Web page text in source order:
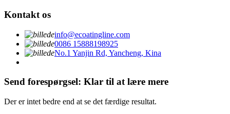
Kontakt os
info@ecoatingline.com
0086 15888198925
No.1 Yanjin Rd, Yancheng, Kina
Send forespørgsel: Klar til at lære mere
Der er intet bedre end at se det færdige resultat.